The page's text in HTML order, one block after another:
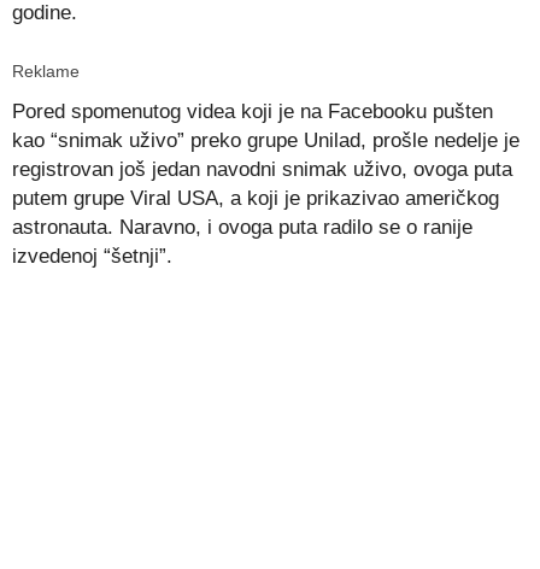
godine.
Reklame
Pored spomenutog videa koji je na Facebooku pušten
kao “snimak uživo” preko grupe Unilad, prošle nedelje je
registrovan još jedan navodni snimak uživo, ovoga puta
putem grupe Viral USA, a koji je prikazivao američkog
astronauta. Naravno, i ovoga puta radilo se o ranije
izvedenoj “šetnji”.